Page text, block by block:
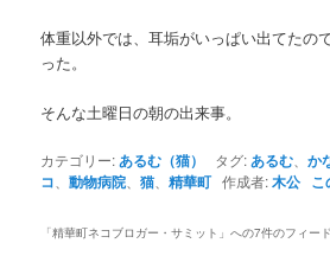
体重以外では、耳垢がいっぱい出てたの
った。
そんな土曜日の朝の出来事。
カテゴリー:あるむ（猫） タグ:あるむ 、か
コ 、動物病院 、猫 、精華町作成者:木公 こ
「精華町ネコブロガー・サミット 」への7件のフィー